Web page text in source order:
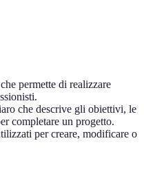
permette di realizzare
che descrive gli obiettivi, le
completare un progetto.
per creare, modificare o